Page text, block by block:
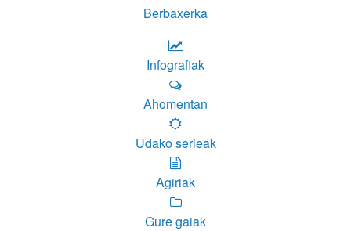
Berbaxerka
Infografiak
Ahomentan
Udako serieak
Agiriak
Gure gaiak